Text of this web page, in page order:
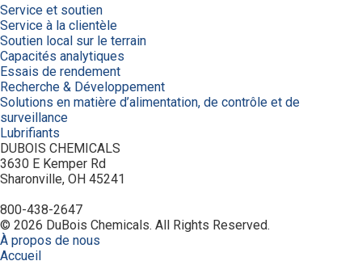
Service et soutien
Service à la clientèle
Soutien local sur le terrain
Capacités analytiques
Essais de rendement
Recherche & Développement
Solutions en matière d’alimentation, de contrôle et de
surveillance
Lubrifiants
DUBOIS CHEMICALS
3630 E Kemper Rd
Sharonville, OH 45241
800-438-2647
© 2026 DuBois Chemicals. All Rights Reserved.
À propos de nous
Accueil